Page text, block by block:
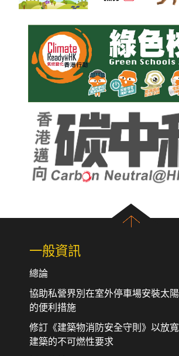
一般資訊
總論
協助私營界別在室外停車場安裝太
的便利措施
修訂《建築物消防安全守則》以放
建築的不可燃性要求